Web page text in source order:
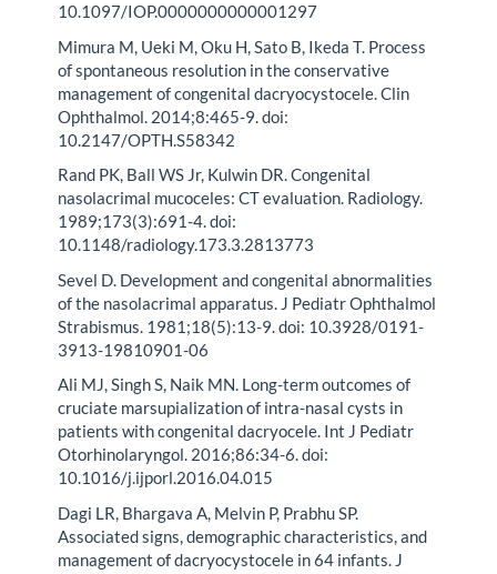
10.1097/IOP.0000000000001297
Mimura M, Ueki M, Oku H, Sato B, Ikeda T. Process
of spontaneous resolution in the conservative
management of congenital dacryocystocele. Clin
Ophthalmol. 2014;8:465-9. doi:
10.2147/OPTH.S58342
Rand PK, Ball WS Jr, Kulwin DR. Congenital
nasolacrimal mucoceles: CT evaluation. Radiology.
1989;173(3):691-4. doi:
10.1148/radiology.173.3.2813773
Sevel D. Development and congenital abnormalities
of the nasolacrimal apparatus. J Pediatr Ophthalmol
Strabismus. 1981;18(5):13-9. doi: 10.3928/0191-
3913-19810901-06
Ali MJ, Singh S, Naik MN. Long-term outcomes of
cruciate marsupialization of intra-nasal cysts in
patients with congenital dacryocele. Int J Pediatr
Otorhinolaryngol. 2016;86:34-6. doi:
10.1016/j.ijporl.2016.04.015
Dagi LR, Bhargava A, Melvin P, Prabhu SP.
Associated signs, demographic characteristics, and
management of dacryocystocele in 64 infants. J